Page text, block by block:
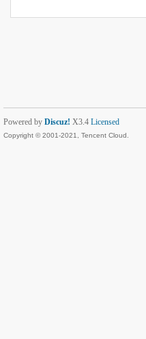
Powered by Discuz! X3.4 Licensed
Copyright © 2001-2021, Tencent Cloud.